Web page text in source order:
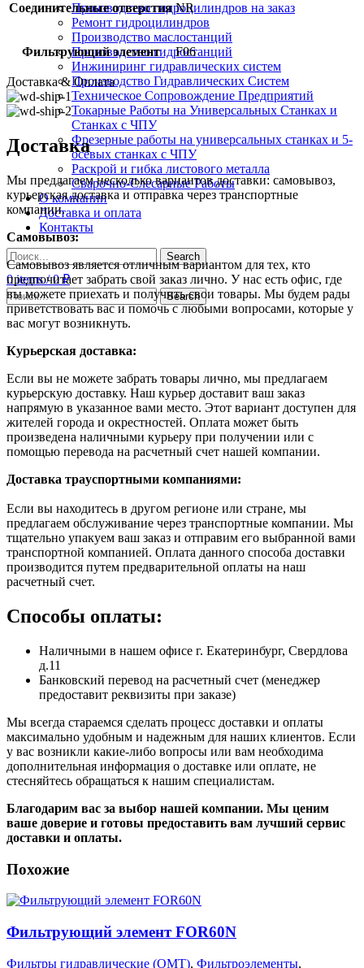
Производство гидроцилиндров на заказ
Ремонт гидроцилиндров
Производство маслостанций
Производство гидростанций
Инжиниринг гидравлических систем
Производство Гидравлических Систем
Техническое Сопровождение Предприятий
Токарные Работы на Универсальных Станках и
Станках с ЧПУ
Фрезерные работы на универсальных станках и 5-
осевых станках с ЧПУ
Раскрой и гибка листового металла
Сварочно-Слесарные Работы
О компании
Доставка и оплата
Контакты
Search
0items / 0₽
Search
Соединительные отверстия NR
Фильтрующий элемент F06
Доставка & Оплата
Доставка
Мы предлагаем несколько вариантов доставки: самовывоз,
курьерская доставка и отправка через транспортные
компании.
Самовывоз:
Самовывоз является отличным вариантом для тех, кто
предпочитает забрать свой заказ лично. У нас есть офис, где
вы можете приехать и получить свои товары. Мы будем рады
приветствовать вас и помочь с любыми вопросами, которые у
вас могут возникнуть.
Курьерская доставка:
Если вы не можете забрать товары лично, мы предлагаем
курьерскую доставку. Наш курьер доставит ваш заказ
напрямую в указанное вами место. Этот вариант доступен для
жителей города и окрестностей. Оплата может быть
произведена наличными курьеру при получении или с
помощью перевода на расчетный счет нашей компании.
Доставка траyспортными компаниями:
Если вы находитесь в другом регионе или стране, мы
предлагаем обслуживание через транспортные компании. Мы
тщательно упакуем ваш заказ и отправим его выбранной вами
транспортной компанией. Оплата данного способа доставки
производится путем предварительной оплаты на наш
расчетный счет.
Способы оплаты:
Наличными в нашем офисе г. Екатеринбург, Свердлова
д.11
Банковский перевод на расчетный счет (менеджер
предоставит реквизиты при заказе)
Мы всегда стараемся сделать процесс доставки и оплаты
максимально удобным и надежным для наших клиентов. Если
у вас возникли какие-либо вопросы или вам необходима
дополнительная информация о доставке или оплате, не
стесняйтесь обращаться к нашим специалистам.
Благодарим вас за выбор нашей компании. Мы ценим
ваше доверие и готовы предоставить вам лучший сервис
доставки и оплаты.
Похожие
Фильтрующий элемент FOR60N
Фильтры гидравлические (OMT), Фильтроэлементы,